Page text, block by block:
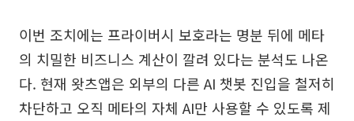
이번 조치에는 프라이버시 보호라는 명분 뒤에 메타
의 치밀한 비즈니스 계산이 깔려 있다는 분석도 나온
다. 현재 왓츠앱은 외부의 다른 AI 챗봇 진입을 철저히
차단하고 오직 메타의 자체 AI만 사용할 수 있도록 제